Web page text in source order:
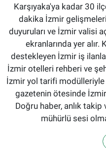
Karşıyaka'ya kadar 30
dakika İzmir
duyuruları ve İzmir valisi
ekranlarında yer alır.
destekleyen İzmir iş
İzmir otelleri rehberi ve
İzmir yol tarifi
gazetenin ötesinde
Doğru haber, anlık
mühürlü sesi